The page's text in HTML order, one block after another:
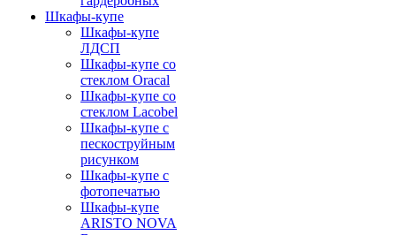
Шкафы-купе
Шкафы-купе
ЛДСП
Шкафы-купе со
стеклом Oracal
Шкафы-купе со
стеклом Lacobel
Шкафы-купе с
пескоструйным
рисунком
Шкафы-купе с
фотопечатью
Шкафы-купе
ARISTO NOVA